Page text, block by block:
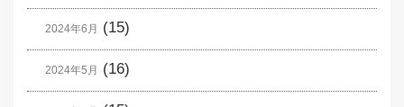
2024年6月 (15)
2024年5月 (16)